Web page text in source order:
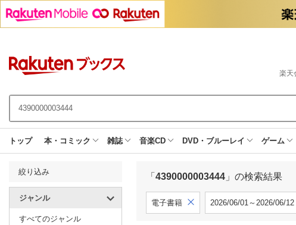
楽天
トップ 本・コミック 雑誌 音楽CD DVD・ブルーレイ ゲーム
絞り込み
ジャンル
すべてのジャンル
「 4390000003444 」の検索結果
電子書籍 2026/06/01～2026/06/12